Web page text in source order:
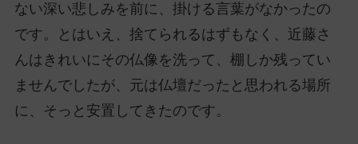
ない深い悲しみを前に、掛ける言葉がなかったの
です。とはいえ、捨てられるはずもなく、近藤さ
んはきれいにその仏像を洗って、棚しか残ってい
ませんでしたが、元は仏壇だったと思われる場所
に、そっと安置してきたのです。